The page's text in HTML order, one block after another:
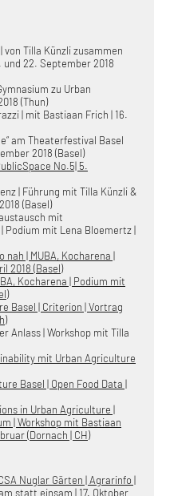
von Tilla Künzli zusammen
22. September 2018
zu Urban
(Thun)
| mit Bastiaan Frich | 16.
am Theaterfestival Basel
2018 (Basel)
No.5| 5.
| Führung mit Tilla Künzli &
(Basel)
mit
Podium mit Lena Bloemertz |
nah | MUBA, Kocharena |
2018 (Basel)
Kocharena | Podium mit
Basel | Criterion | Vortrag
Anlass | Workshop mit Tilla
mit Urban Agriculture
Basel | Open Food Data |
in Urban Agriculture |
| Workshop mit Bastiaan
(Dornach | CH)
Nuglar Gärten | Agrarinfo |
statt einsam | 17. Oktober